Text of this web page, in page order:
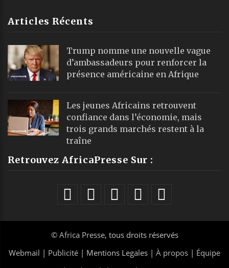
Articles Récents
Trump nomme une nouvelle vague
d’ambassadeurs pour renforcer la
présence américaine en Afrique
Les jeunes Africains retrouvent
confiance dans l’économie, mais
trois grands marchés restent à la
traîne
Retrouvez AfricaPresse Sur :
© Africa Presse, tous droits réservés
Webmail | Publicité | Mentions Legales | À propos | Équipe